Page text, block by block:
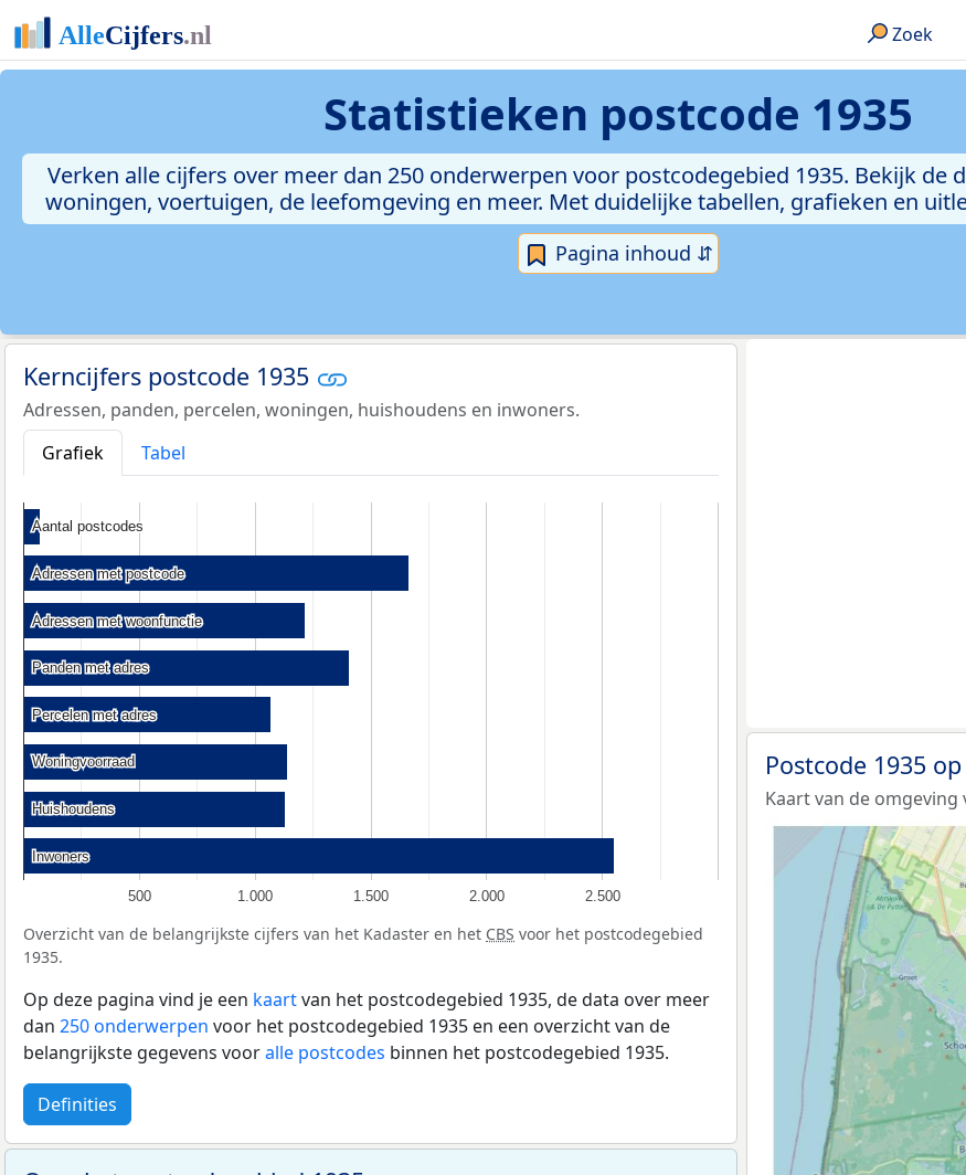
Zoek
Statistieken postcode 1935
Verken alle cijfers over meer dan 250 onderwerpen voor postcodegebied 1935. Bekijk de
woningen, voertuigen, de leefomgeving en meer. Met duidelijke tabellen, grafieken en
Pagina inhoud ⇵
Kerncijfers postcode 1935
Adressen, panden, percelen, woningen, huishoudens en inwoners.
Grafiek
Tabel
500 1.000 1.500 2.000 2.500
Aantal postcodes
Aantal postcodes
Adressen met postcode
Adressen met postcode
Adressen met woonfunctie
Adressen met woonfunctie
Panden met adres
Panden met adres
Percelen met adres
Percelen met adres
Woningvoorraad
Woningvoorraad
Huishoudens
Huishoudens
Inwoners
Inwoners
Overzicht van de belangrijkste cijfers van het Kadaster en het CBS voor het postcodegebied
1935.
Op deze pagina vind je een kaartvan het postcodegebied 1935, de data over meer
dan 250 onderwerpen voor het postcodegebied 1935 en een overzicht van de
belangrijkste gegevens vooralle postcodes binnen het postcodegebied 1935.
Definities
Postcode 1935
Kaart van de